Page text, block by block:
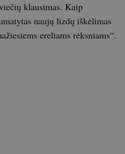
klausimas. Kaip
naujų lizdų iškėlimas
ereliams rėksniams“.